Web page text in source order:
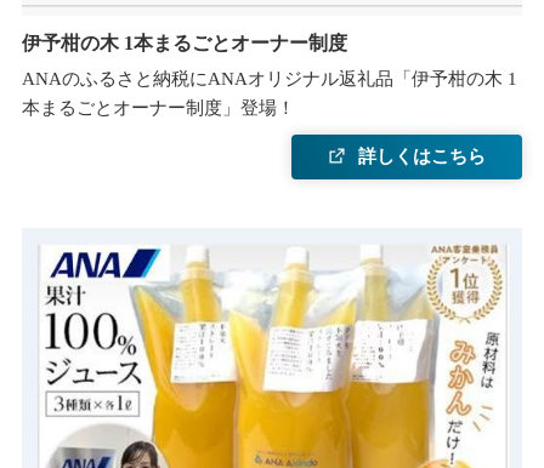
伊予柑の木 1本まるごとオーナー制度
ANAのふるさと納税にANAオリジナル返礼品「伊予柑の木 1
本まるごとオーナー制度」登場！
詳しくはこちら